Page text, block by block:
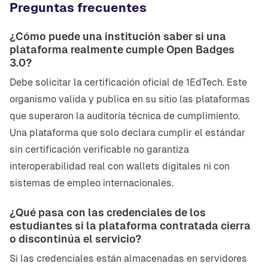
Preguntas frecuentes
¿Cómo puede una institución saber si una
plataforma realmente cumple Open Badges
3.0?
Debe solicitar la certificación oficial de 1EdTech. Este
organismo valida y publica en su sitio las plataformas
que superaron la auditoría técnica de cumplimiento.
Una plataforma que solo declara cumplir el estándar
sin certificación verificable no garantiza
interoperabilidad real con wallets digitales ni con
sistemas de empleo internacionales.
¿Qué pasa con las credenciales de los
estudiantes si la plataforma contratada cierra
o discontinúa el servicio?
Si las credenciales están almacenadas en servidores